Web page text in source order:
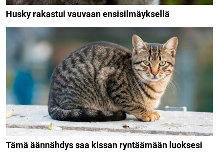
Husky rakastui vauvaan ensisilmäyksellä
Tämä äännähdys saa kissan ryntäämään luoksesi